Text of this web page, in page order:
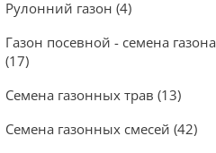
Рулонний газон (4)
Газон посевной - семена газона
(17)
Семена газонных трав (13)
Семена газонных смесей (42)